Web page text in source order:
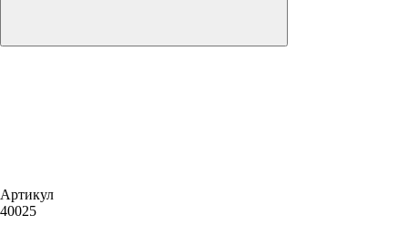
Артикул
40025